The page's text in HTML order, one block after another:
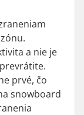
a nie je
prvé, čo
snowboard